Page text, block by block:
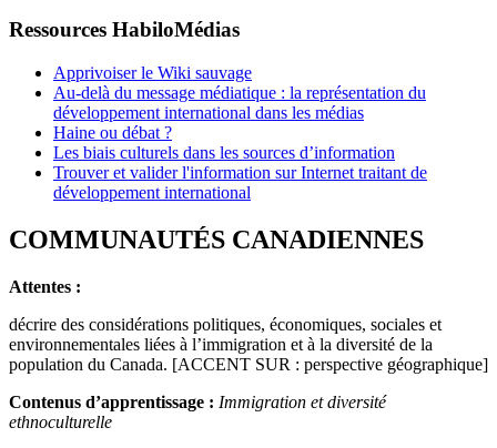
Ressources HabiloMédias
Apprivoiser le Wiki sauvage
Au-delà du message médiatique : la représentation du
développement international dans les médias
Haine ou débat ?
Les biais culturels dans les sources d’information
Trouver et valider l'information sur Internet traitant de
développement international
COMMUNAUTÉS CANADIENNES
Attentes :
décrire des considérations politiques, économiques, sociales et
environnementales liées à l’immigration et à la diversité de la
population du Canada. [ACCENT SUR : perspective géographique]
Contenus d’apprentissage : Immigration et diversité
ethnoculturelle